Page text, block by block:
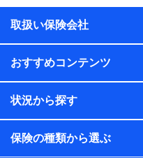
ル内容や送信履歴の情
保険契約情報
当社または株式会社
プが取得し、又は保有
して、保険契約者及び
日、性別、保険契約者
的、保険商品の内容、
のメーカーや走行距離
取扱い保険会社
おすすめコンテンツ
状況から探す
保険の種類から選ぶ